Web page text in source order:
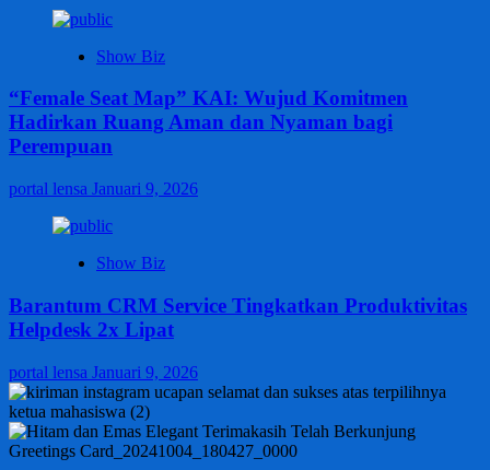
Show Biz
“Female Seat Map” KAI: Wujud Komitmen
Hadirkan Ruang Aman dan Nyaman bagi
Perempuan
portal lensa Januari 9, 2026
Show Biz
Barantum CRM Service Tingkatkan Produktivitas
Helpdesk 2x Lipat
portal lensa Januari 9, 2026